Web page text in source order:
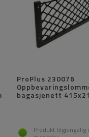
ProPlus 230076
bagasjenett
Produkt tilgjengelig